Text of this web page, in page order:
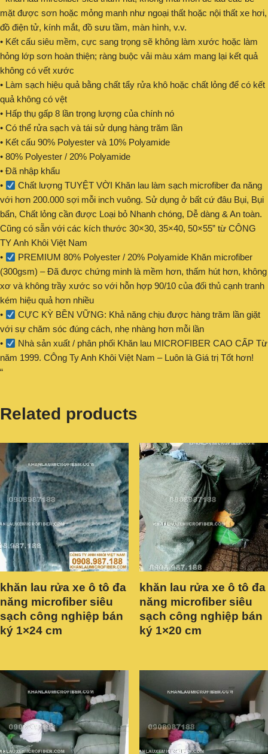
mặt được sơn hoặc mỏng manh như ngoại thất hoặc nội thất xe hơi,
đồ điện tử, kính mắt, đồ sưu tầm, màn hình, v.v.
• Kết cấu siêu mềm, cực sang trọng sẽ không làm xước hoặc làm
hỏng lớp sơn hoàn thiện; ràng buộc vải màu xám mang lại kết quả
không có vết xước
• Làm sạch hiệu quả bằng chất tẩy rửa khô hoặc chất lỏng để có kết
quả không có vệt
• Hấp thụ gấp 8 lần trọng lượng của chính nó
• Có thể rửa sạch và tái sử dụng hàng trăm lần
• Kết cấu 90% Polyester và 10% Polyamide
• 80% Polyester / 20% Polyamide
• Đã nhập khẩu
•
Chất lượng TUYỆT VỜI Khăn lau làm sạch microfiber đa năng
với hơn 200.000 sợi mỗi inch vuông. Sử dụng ở bất cứ đâu Bụi, Bụi
bẩn, Chất lỏng cần được Loại bỏ Nhanh chóng, Dễ dàng & An toàn.
Cũng có sẵn với các kích thước 30×30, 35×40, 50×55” từ CÔNG
TY Anh Khôi Việt Nam
•
PREMIUM 80% Polyester / 20% Polyamide Khăn microfiber
(300gsm) – Đã được chứng minh là mềm hơn, thấm hút hơn, không
xơ và không trầy xước so với hỗn hợp 90/10 của đối thủ cạnh tranh
kém hiệu quả hơn nhiều
•
CỰC KỲ BỀN VỮNG: Khả năng chịu được hàng trăm lần giặt
với sự chăm sóc đúng cách, nhẹ nhàng hơn mỗi lần
•
Nhà sản xuất / phân phối Khăn lau MICROFIBER CAO CẤP Từ
năm 1999. CÔng Ty Anh Khôi Việt Nam – Luôn là Giá trị Tốt hơn!
“
Related products
khăn lau rửa xe ô tô đa
năng microfiber siêu
sạch công nghiệp bán
ký 1×24 cm
khăn lau rửa xe ô tô đa
năng microfiber siêu
sạch công nghiệp bán
ký 1×20 cm